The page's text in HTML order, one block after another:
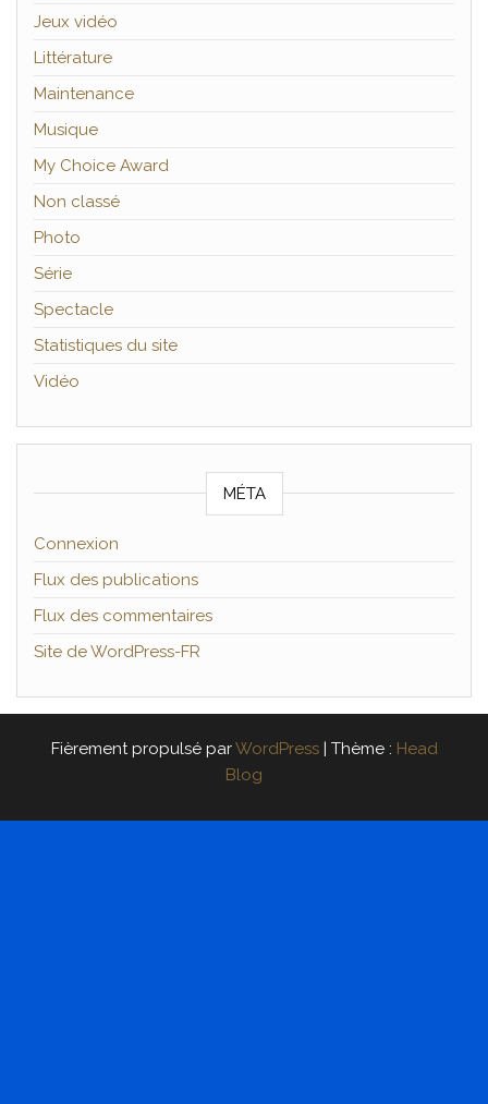
Jeux vidéo
Littérature
Maintenance
Musique
My Choice Award
Non classé
Photo
Série
Spectacle
Statistiques du site
Vidéo
MÉTA
Connexion
Flux des publications
Flux des commentaires
Site de WordPress-FR
Fièrement propulsé parWordPress | Thème : Head
Blog